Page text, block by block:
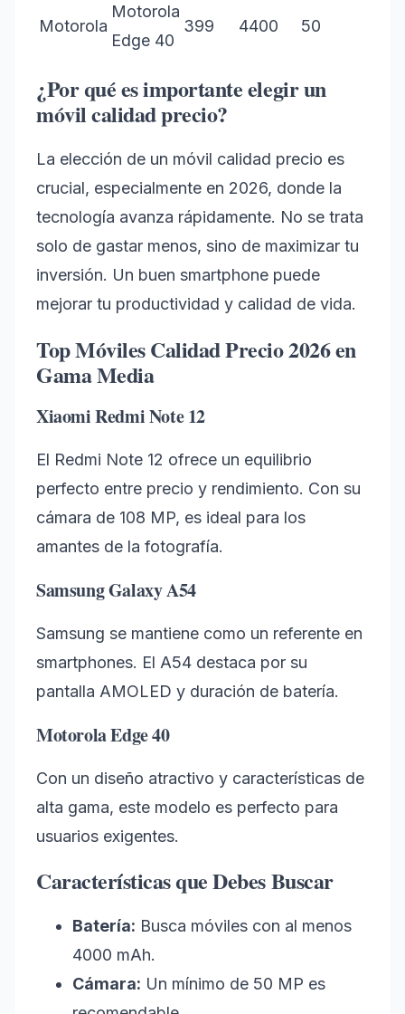
Motorola
Motorola
Edge 40
399 4400 50
¿Por qué es importante elegir un
móvil calidad precio?
La elección de un móvil calidad precio es
crucial, especialmente en 2026, donde la
tecnología avanza rápidamente. No se trata
solo de gastar menos, sino de maximizar tu
inversión. Un buen smartphone puede
mejorar tu productividad y calidad de vida.
Top Móviles Calidad Precio 2026 en
Gama Media
Xiaomi Redmi Note 12
El Redmi Note 12 ofrece un equilibrio
perfecto entre precio y rendimiento. Con su
cámara de 108 MP, es ideal para los
amantes de la fotografía.
Samsung Galaxy A54
Samsung se mantiene como un referente en
smartphones. El A54 destaca por su
pantalla AMOLED y duración de batería.
Motorola Edge 40
Con un diseño atractivo y características de
alta gama, este modelo es perfecto para
usuarios exigentes.
Características que Debes Buscar
Batería: Busca móviles con al menos
4000 mAh.
Cámara: Un mínimo de 50 MP es